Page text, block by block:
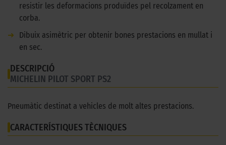
resistir les deformacions produïdes pel recolzament en
corba.
➜
Dibuix asimètric per obtenir bones prestacions en mullat i
en sec.
DESCRIPCIÓ
MICHELIN PILOT SPORT PS2
Pneumàtic destinat a vehicles de molt altes prestacions.
CARACTERÍSTIQUES TÈCNIQUES